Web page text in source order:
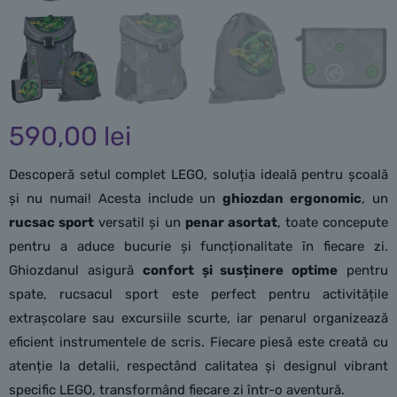
590,00 lei
Descoperă setul complet LEGO, soluția ideală pentru școală
și nu numai! Acesta include unghiozdan ergonomic, un
rucsac sport versatil și un penar asortat, toate concepute
pentru a aduce bucurie și funcționalitate în fiecare zi.
Ghiozdanul asigură confort și susținere optime pentru
spate, rucsacul sport este perfect pentru activitățile
extrașcolare sau excursiile scurte, iar penarul organizează
eficient instrumentele de scris. Fiecare piesă este creată cu
atenție la detalii, respectând calitatea și designul vibrant
specific LEGO, transformând fiecare zi într-o aventură.